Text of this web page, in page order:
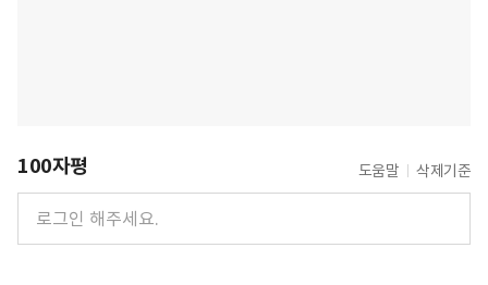
100자평 도움말 삭제기준